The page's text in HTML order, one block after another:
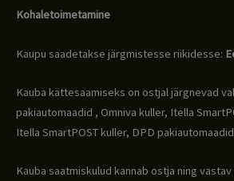
Kohaletoimetamine
Kaupu saadetakse järgmistesse riikidesse:
Kauba kättesaamiseks on ostjal järgnevad
pakiautomaadid , Omniva kuller, Itella
Itella SmartPOST kuller, DPD
Kauba saatmiskulud kannab ostja ning